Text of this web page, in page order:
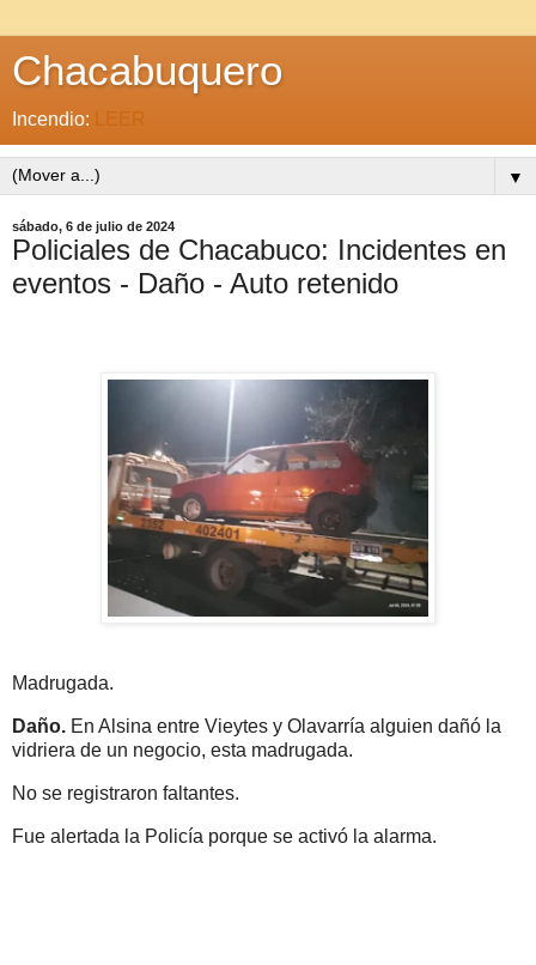
Chacabuquero
Incendio: LEER
▼
sábado, 6 de julio de 2024
Policiales de Chacabuco: Incidentes en
eventos - Daño - Auto retenido
Madrugada.
Daño. En Alsina entre Vieytes y Olavarría alguien dañó la
vidriera de un negocio, esta madrugada.
No se registraron faltantes.
Fue alertada la Policía porque se activó la alarma.